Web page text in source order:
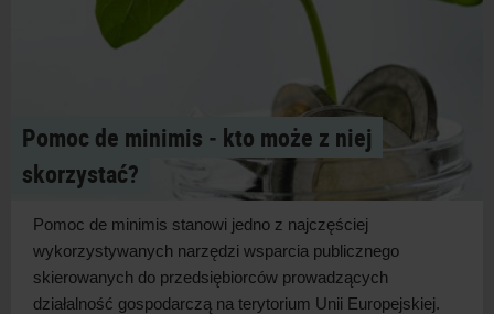
Pomoc de minimis ‑ kto może z niej
skorzystać?
Pomoc de minimis stanowi jedno z najczęściej
wykorzystywanych narzędzi wsparcia publicznego
skierowanych do przedsiębiorców prowadzących
działalność gospodarczą na terytorium Unii Europejskiej.